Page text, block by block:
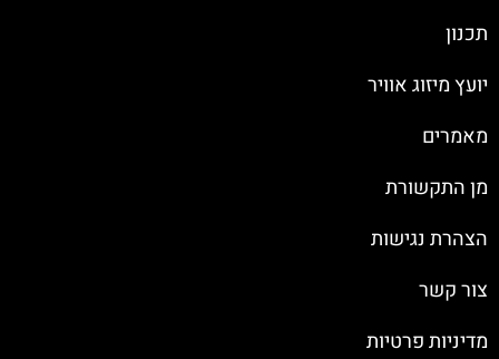
תכנון
יועץ מיזוג אוויר
מאמרים
מן התקשורת
הצהרת נגישות
צור קשר
מדיניות פרטיות